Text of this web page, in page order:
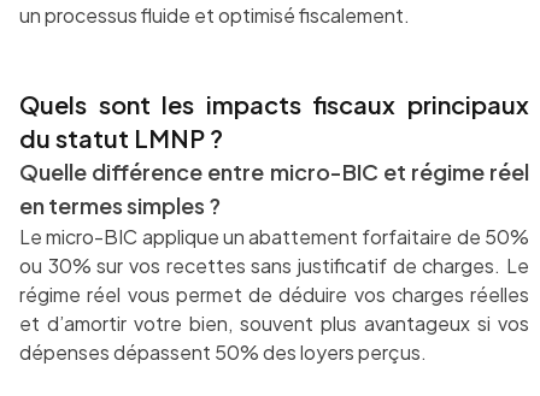
un processus fluide et optimisé fiscalement.
Quels sont les impacts fiscaux principaux
du statut LMNP ?
Quelle différence entre micro-BIC et régime réel
en termes simples ?
Le micro-BIC applique un abattement forfaitaire de 50%
ou 30% sur vos recettes sans justificatif de charges. Le
régime réel vous permet de déduire vos charges réelles
et d’amortir votre bien, souvent plus avantageux si vos
dépenses dépassent 50% des loyers perçus.